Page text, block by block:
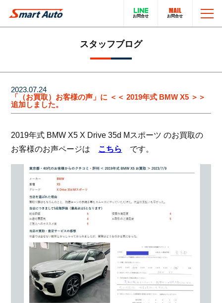
スタッフブログ
2023.07.24
「（お買取）お客様の声」に ＜＜ 2019年式 BMW X5 ＞＞
追加しました。
2019年式 BMW X5 X Drive 35d Mスポーツ のお買取の
お客様のお声ページは こちら です。
スマートオートのこと
輸入車販売サービス
トータルカーサービス
在庫車一覧
採用情報
お問い合わせ
お問い合わせ
在庫車について
買取・下取りについて
LINEでのお問い合わせ
電話でのお問い合わせ
スマートオート（株式会社スマート・カーサービス
輸入車買取販売事業）
〒136-0074 東京都江東区東砂7-10-14
TEL : 03-6666-2544
MAIL :info@smart-auto.co.jp